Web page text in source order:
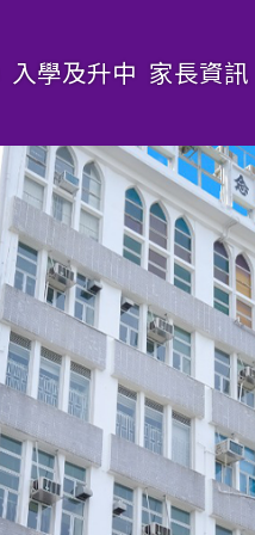
入學及升中 家長資訊